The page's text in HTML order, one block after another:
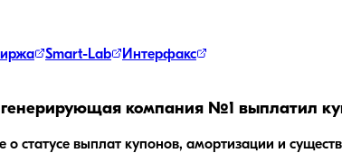
Smart-Lab Интерфакс
генерирующая компания №1 выплатил
статусе выплат купонов, амортизации и